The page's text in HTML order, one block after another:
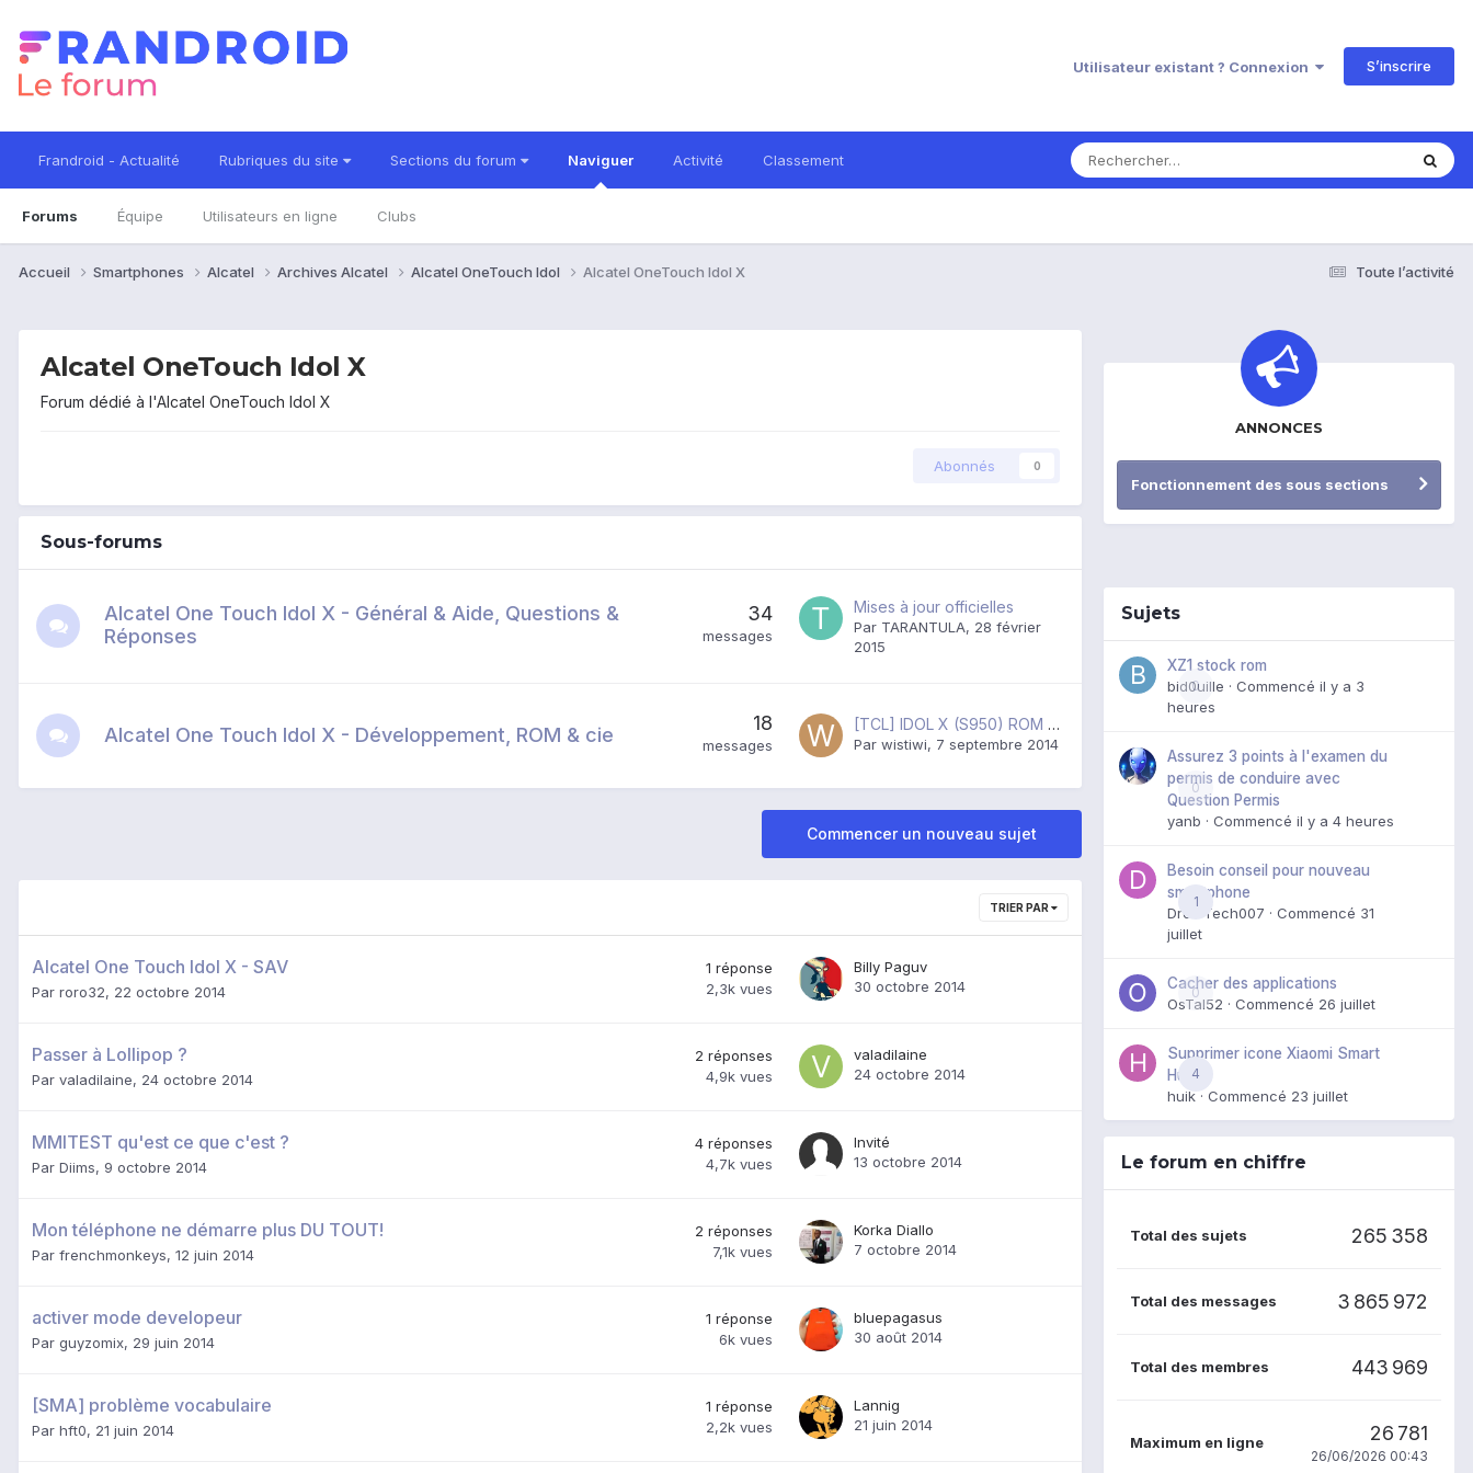
Utilisateur existant ? Connexion S’inscrire
Frandroid - Actualité Rubriques du site Sections du forum Naviguer
Forums Équipe Utilisateurs en ligne Clubs
Activité Classement
Toute l’activité
Accueil Smartphones Alcatel Archives Alcatel Alcatel OneTouch Idol Alcatel OneTouch Idol X
Alcatel OneTouch Idol X
Forum dédié à l'Alcatel OneTouch Idol X
Abonnés 0
Sous-forums
Alcatel One Touch Idol X - Général & Aide, Questions &
Réponses
34
messages
Mises à jour officielles
Par TARANTULA, 28 février
2015
Alcatel One Touch Idol X - Développement, ROM & cie
18
messages
[TCL] IDOL X (S950) ROM ALCATEL IDOL X (6040D)
Par wistiwi, 7 septembre 2014
Commencer un nouveau sujet
TRIER PAR
Alcatel One Touch Idol X - SAV
Par roro32, 22 octobre 2014
1 réponse
2,3k vues
Billy Paguv
30 octobre 2014
Passer à Lollipop ?
Par valadilaine, 24 octobre 2014
2 réponses
4,9k vues
valadilaine
24 octobre 2014
MMITEST qu'est ce que c'est ?
Par Diims, 9 octobre 2014
4 réponses
4,7k vues
Invité
13 octobre 2014
Mon téléphone ne démarre plus DU TOUT!
Par frenchmonkeys, 12 juin 2014
2 réponses
7,1k vues
Korka Diallo
7 octobre 2014
activer mode developeur
Par guyzomix, 29 juin 2014
1 réponse
6k vues
bluepagasus
30 août 2014
[SMA] problème vocabulaire
Par hft0, 21 juin 2014
1 réponse
2,2k vues
Lannig
21 juin 2014
ANNONCES
Fonctionnement des sous sections
Sujets
0
XZ1 stock rom
bid0uille · Commencé il y a 3
heures
0
Assurez 3 points à l'examen du
permis de conduire avec
Question Permis
yanb · Commencé il y a 4 heures
1
Besoin conseil pour nouveau
smartphone
DroidTech007 · Commencé 31
juillet
0
Cacher des applications
OsTal52 · Commencé 26 juillet
4
Supprimer icone Xiaomi Smart
Hub
huik · Commencé 23 juillet
Le forum en chiffre
Total des sujets 265 358
Total des messages 3 865 972
Total des membres 443 969
Maximum en ligne 26 781
26/06/2026 00:43